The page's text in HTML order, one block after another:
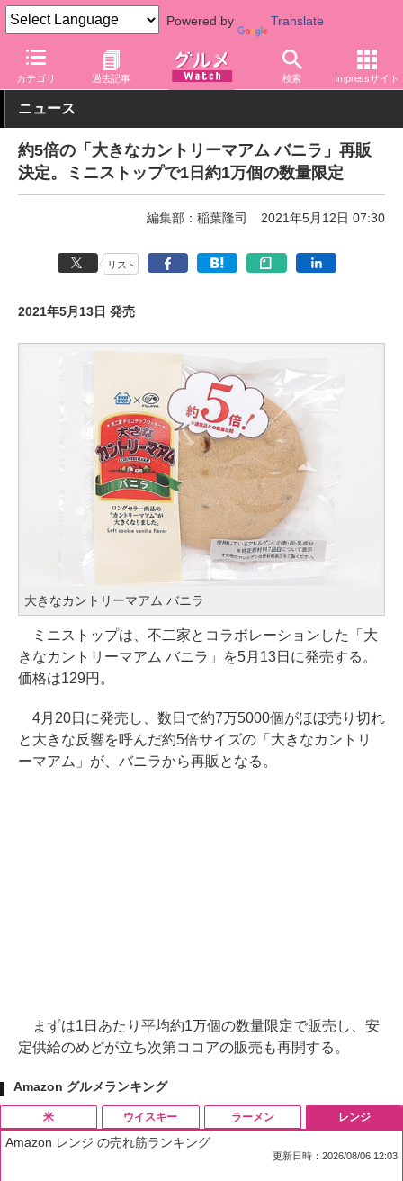
Powered by Translate
カテゴリ 過去記事 検索 Impressサイト
グルメ Watch 店舗 コンビニ ミニストップ
ニュース
約5倍の「大きなカントリーマアム バニラ」再販
決定。ミニストップで1日約1万個の数量限定
編集部：稲葉隆司 2021年5月12日 07:30
リスト
2021年5月13日 発売
大きなカントリーマアム バニラ
ミニストップは、不二家とコラボレーションした「大
きなカントリーマアム バニラ」を5月13日に発売する。
価格は129円。
4月20日に発売し、数日で約7万5000個がほぼ売り切れ
と大きな反響を呼んだ約5倍サイズの「大きなカントリ
ーマアム」が、バニラから再販となる。
まずは1日あたり平均約1万個の数量限定で販売し、安
定供給のめどが立ち次第ココアの販売も再開する。
Amazon グルメランキング
米 ウイスキー ラーメン レンジ
Amazon レンジ の売れ筋ランキング
更新日時：2026/08/06 12:03